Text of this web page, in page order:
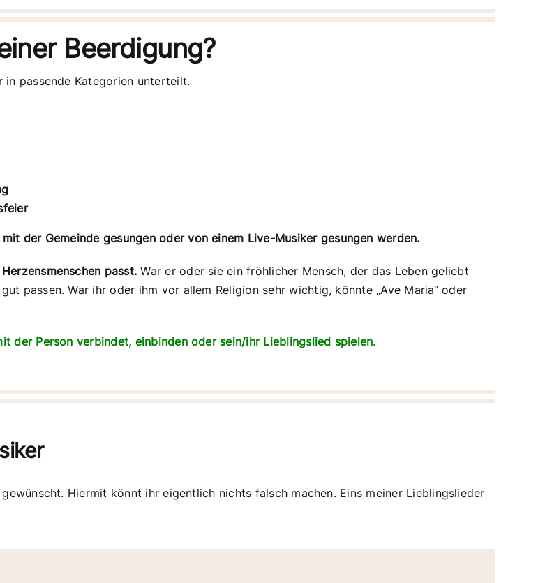
Beerdigung?
in passende Kategorien unterteilt.
der Gemeinde gesungen oder von einem Live-Musiker gesungen werden.
passt. War er oder sie ein fröhlicher Mensch, der das Leben geliebt
passen. War ihr oder ihm vor allem Religion sehr wichtig, könnte „Ave Maria“ oder
der Person verbindet, einbinden oder sein/ihr Lieblingslied spielen.
Hiermit könnt ihr eigentlich nichts falsch machen. Eins meiner Lieblingslieder